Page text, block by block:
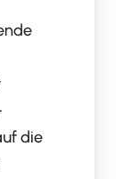
die